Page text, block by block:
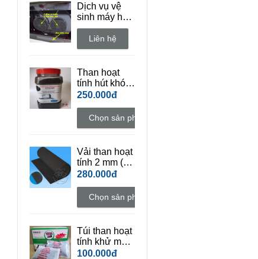
Dịch vụ vệ
sinh máy hút
mùi bếp tận
nhàLiên hệ
Than hoạt
tính hút khói
khử mùi bếp
250.000đ
Chọn sản phẩm
Vải than hoạt
tính 2 mm (
đặc điểm dai
280.000đ
Chọn sản phẩm
Túi than hoạt
tính khử mùi
COCO AC
100.000đ